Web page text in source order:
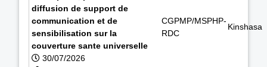
diffusion de support de
communication et de
sensibilisation sur la
couverture sante universelle
30/07/2026
CGPMP/MSPHP-
RDC
Kinshasa